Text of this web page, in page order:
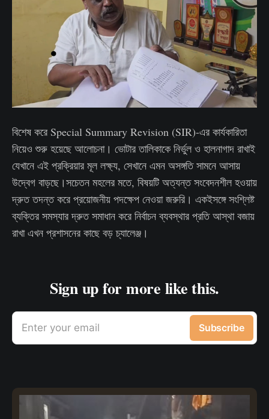
বিশেষ করে Special Summary Revision (SIR)-এর কার্যকারিতা
নিয়েও শুরু হয়েছে আলোচনা। ভোটার তালিকাকে নির্ভুল ও হালনাগাদ রাখাই
যেখানে এই প্রক্রিয়ার মূল লক্ষ্য, সেখানে এমন অসঙ্গতি সামনে আসায়
উদ্বেগ বাড়ছে।সচেতন মহলের মতে, বিষয়টি অত্যন্ত সংবেদনশীল হওয়ায়
দ্রুত তদন্ত করে প্রয়োজনীয় পদক্ষেপ নেওয়া জরুরি। একইসঙ্গে সংশ্লিষ্ট
ব্যক্তির সমস্যার দ্রুত সমাধান করে নির্বাচন ব্যবস্থার প্রতি আস্থা বজায়
রাখা এখন প্রশাসনের কাছে বড় চ্যালেঞ্জ।
Sign up for more like this.
Enter your email Subscribe